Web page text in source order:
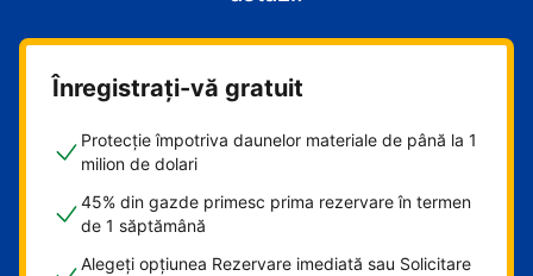
Înregistrați-vă gratuit
Protecție împotriva daunelor materiale de până la 1
milion de dolari
45% din gazde primesc prima rezervare în termen
de 1 săptămână
Alegeți opțiunea Rezervare imediată sau Solicitare